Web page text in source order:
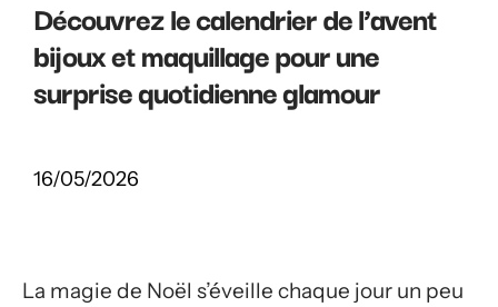
Découvrez le calendrier de l’avent
bijoux et maquillage pour une
surprise quotidienne glamour
16/05/2026
La magie de Noël s’éveille chaque jour un peu